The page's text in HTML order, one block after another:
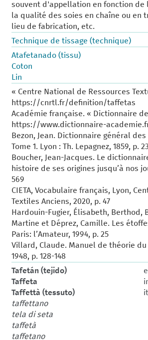
souvent d'appellation en fonction de
la qualité des soies en chaîne ou en
lieu de fabrication, etc.
Technique de tissage (technique)
Atafetanado (tissu)
Coton
Lin
« Centre National de Ressources
https://cnrtl.fr/definition/taffetas
Académie française. « Dictionnaire
https://www.dictionnaire-
Bezon, Jean. Dictionnaire général
‎Tome 1.‎ Lyon : Th. Lepagnez, 1859, p.
Boucher, Jean-Jacques. Le
histoire de ses origines jusqu’à nos
569
CIETA, Vocabulaire français, Lyon,
Textiles Anciens, 2020, p. 47
Hardouin-Fugier, Élisabeth, Berthod,
Martine et Déprez, Camille. Les
Paris: l’Amateur, 1994, p. 25
Villard, Claude. Manuel de théorie du
1948, p. 128-148
Tafetán (tejido)
Taffeta
Taffettà (tessuto)
taffettano
tela di seta
taffetà
taffetano